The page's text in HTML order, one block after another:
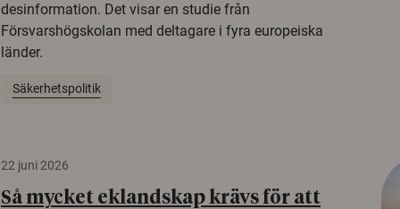
desinformation. Det visar en studie från
Försvarshögskolan med deltagare i fyra europeiska
länder.
Säkerhetspolitik
22 juni 2026
Så mycket eklandskap krävs för att